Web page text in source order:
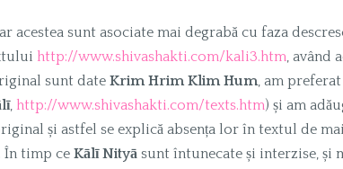
acestea sunt asociate mai degrabă cu faza
http://www.shivashakti.com/kali3.htm, având
sunt date Krim Hrim Klim Hum, am
, http://www.shivashakti.com/texts.htm) și am
și astfel se explică absența lor în textul de
În timp ce Kālī Nityā sunt întunecate și interzise, și